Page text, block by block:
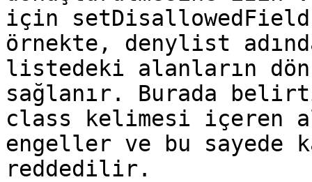
için
örnekte, denylist
listedeki alanların
sağlanır. Burada
class kelimesi içeren
engeller ve bu sayede
reddedilir.